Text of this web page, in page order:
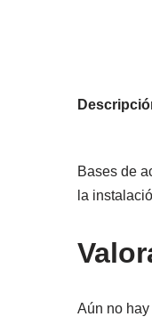
Bases de
la
Aún no